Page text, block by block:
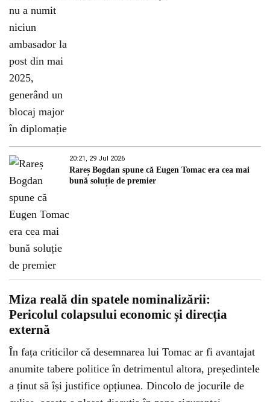
20:21, 29 Jul 2026
Rareș Bogdan spune că Eugen Tomac era cea mai
bună soluție de premier
Miza reală din spatele nominalizării:
Pericolul colapsului economic și direcția
externă
În fața criticilor că desemnarea lui Tomac ar fi avantajat
anumite tabere politice în detrimentul altora, președintele
a ținut să își justifice opțiunea. Dincolo de jocurile de